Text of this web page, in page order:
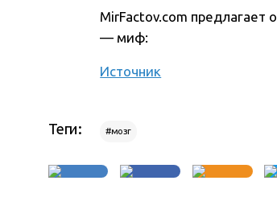
MirFactov.com предлагает
— миф:
Источник
Теги: #мозг